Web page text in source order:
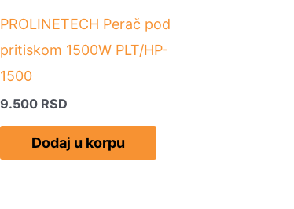
PROLINETECH Perač pod
pritiskom 1500W PLT/HP-
1500
9.500 RSD
Dodaj u korpu